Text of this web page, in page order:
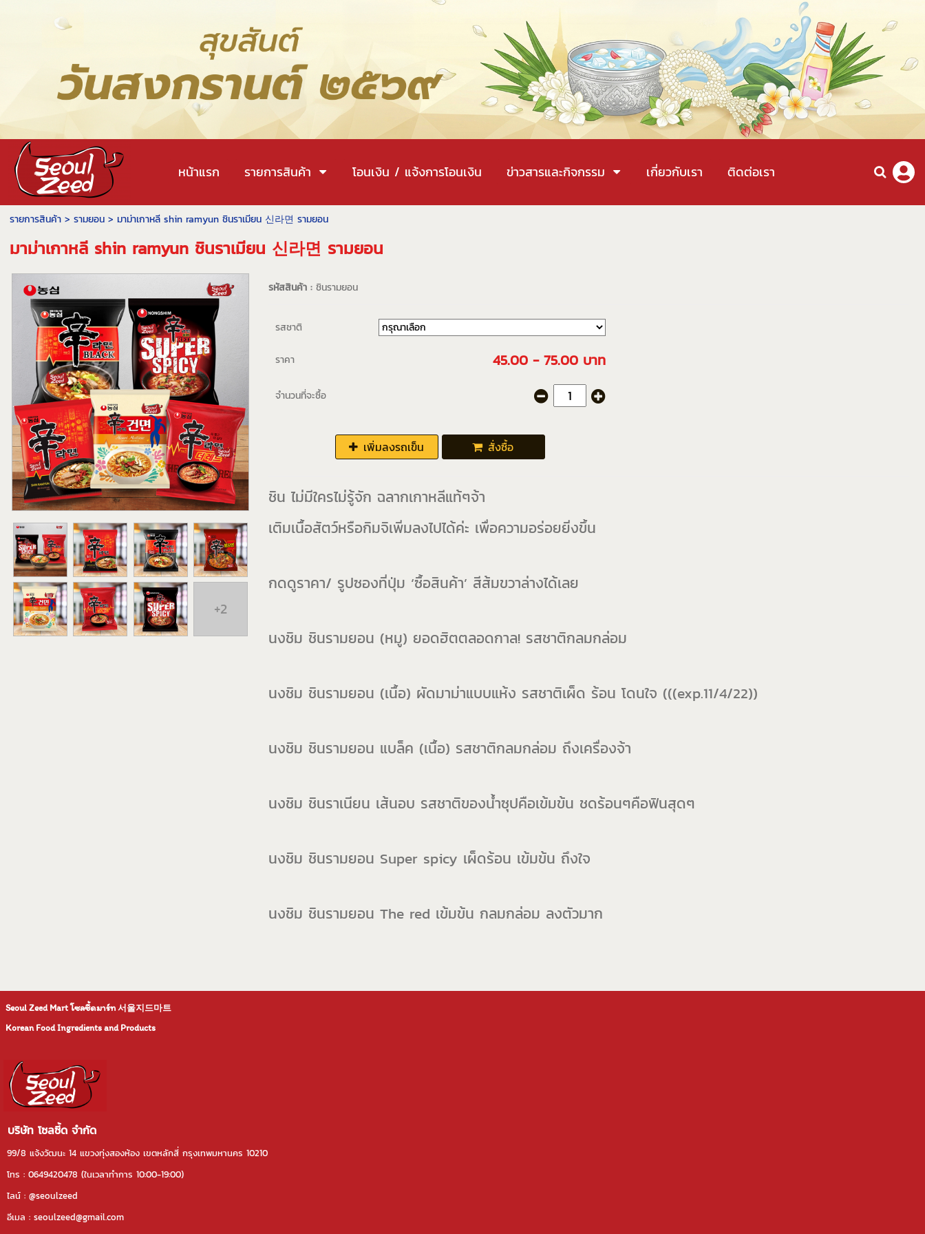
หน้าแรก รายการสินค้า โอนเงิน / แจ้งการโอนเงิน ข่าวสารและกิจกรรม เกี่ยวกับเรา ติดต่อเรา
รายการสินค้า> รามยอน> มาม่าเกาหลี shin ramyun ชินราเมียน 신라면 รามยอน
มาม่าเกาหลี shin ramyun ชินราเมียน 신라면 รามยอน
+2
รหัสสินค้า : ชินรามยอน
รสชาติ
ราคา 45.00 - 75.00 บาท
จำนวนที่จะซื้อ
เพิ่มลงรถเข็น สั่งซื้อ
ชิน ไม่มีใครไม่รู้จัก ฉลากเกาหลีแท้ๆจ้า
เติมเนื้อสัตว์หรือกิมจิเพิ่มลงไปได้ค่ะ เพื่อความอร่อยยิ่งขึ้น
กดดูราคา/ รูปซองที่ปุ่ม ‘ซื้อสินค้า’ สีส้มขวาล่างได้เลย
นงชิม ชินรามยอน (หมู) ยอดฮิตตลอดกาล! รสชาติกลมกล่อม
นงชิม ชินรามยอน (เนื้อ) ผัดมาม่าแบบแห้ง รสชาติเผ็ด ร้อน โดนใจ (((exp.11/4/22))
นงชิม ชินรามยอน แบล็ค (เนื้อ) รสชาติกลมกล่อม ถึงเครื่องจ้า
นงชิม ชินราเนียน เส้นอบ รสชาติของน้ำซุปคือเข้มข้น ชดร้อนๆคือฟินสุดๆ
นงชิม ชินรามยอน Super spicy เผ็ดร้อน เข้มข้น ถึงใจ
นงชิม ชินรามยอน The red เข้มข้น กลมกล่อม ลงตัวมาก
Seoul Zeed Mart โซลซี้ดมาร์ท서울지드마트
Korean Food Ingredients and Products
บริษัท โซลซี้ด จำกัด
99/8 แจ้งวัฒนะ 14 แขวงทุ่งสองห้อง เขตหลักสี่ กรุงเทพมหานคร 10210
โทร : 0649420478 (ในเวลาทําการ 10:00-19:00)
ไลน์ : @seoulzeed
อีเมล : seoulzeed@gmail.com